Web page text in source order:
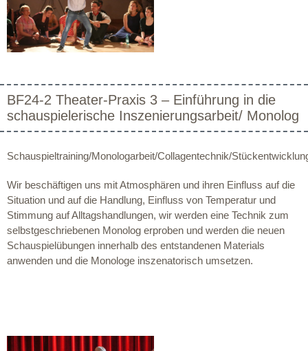
BF24-2 Theater-Praxis 3 – Einführung in die
schauspielerische Inszenierungsarbeit/ Monolog
Schauspieltraining/Monologarbeit/Collagentechnik/
Wir beschäftigen uns mit Atmosphären und ihren Einfluss auf die
Situation und auf die Handlung, Einfluss von Temperatur und
Stimmung auf Alltagshandlungen, wir werden eine Technik zum
selbstgeschriebenen Monolog erproben und werden die neuen
Schauspielübungen innerhalb des entstandenen Materials
anwenden und die Monologe inszenatorisch umsetzen.